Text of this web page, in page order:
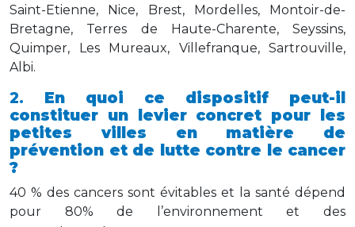
Saint-Etienne, Nice, Brest, Mordelles, Montoir-de-
Bretagne, Terres de Haute-Charente, Seyssins,
Quimper, Les Mureaux, Villefranque, Sartrouville,
Albi.
2. En quoi ce dispositif peut-il
constituer un levier concret pour les
petites villes en matière de
prévention et de lutte contre le cancer
?
40 % des cancers sont évitables et la santé dépend
pour 80% de l’environnement et des